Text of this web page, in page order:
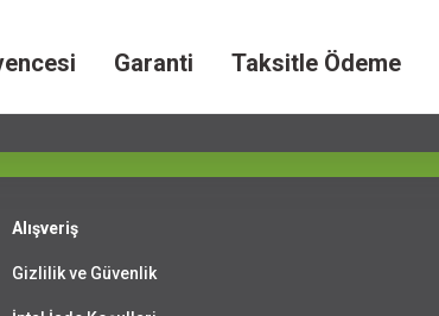
Garanti Taksitle Ödeme
Alışveriş
Gizlilik ve Güvenlik